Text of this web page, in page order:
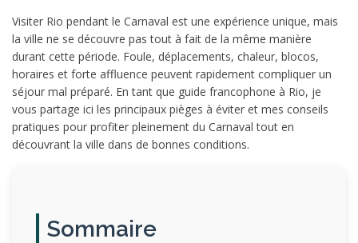
Visiter Rio pendant le Carnaval est une expérience unique, mais
la ville ne se découvre pas tout à fait de la même manière
durant cette période. Foule, déplacements, chaleur, blocos,
horaires et forte affluence peuvent rapidement compliquer un
séjour mal préparé. En tant que guide francophone à Rio, je
vous partage ici les principaux pièges à éviter et mes conseils
pratiques pour profiter pleinement du Carnaval tout en
découvrant la ville dans de bonnes conditions.
Sommaire